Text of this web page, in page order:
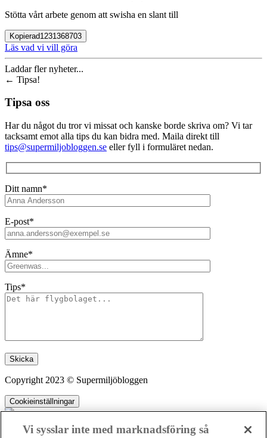
Stötta vårt arbete genom att swisha en slant till
Kopierad1231368703
Läs vad vi vill göra
Laddar fler nyheter...
← Tipsa!
Tipsa oss
Har du något du tror vi missat och kanske borde skriva om? Vi tar
tacksamt emot alla tips du kan bidra med. Maila direkt till
tips@supermiljobloggen.se eller fyll i formuläret nedan.
Ditt namn*
E-post*
Ämne*
Tips*
Lämna detta fält tomt.
Copyright 2023 © Supermiljöbloggen
Cookieinställningar
Vi sysslar inte med marknadsföring så